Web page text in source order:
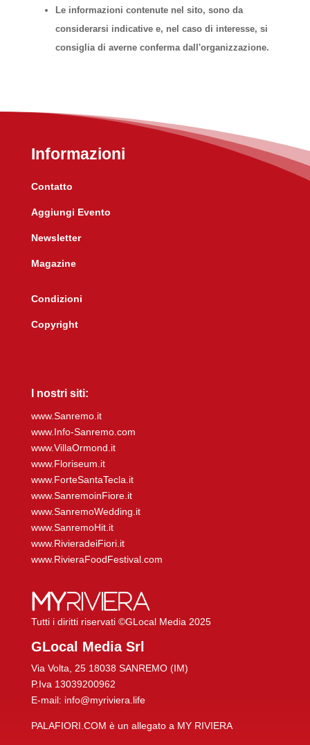
Le informazioni contenute nel sito, sono da
considerarsi indicative e, nel caso di interesse, si
consiglia di averne conferma dall'organizzazione.
Informazioni
Contatto
Aggiungi Evento
Newsletter
Magazine
Condizioni
Copyright
I nostri siti:
www.Sanremo.it
www.Info-Sanremo.com
www.VillaOrmond.it
www.Floriseum.it
www.ForteSantaTecla.it
www.SanremoinFiore.it
www.SanremoWedding.it
www.SanremoHit.it
www.RivieradeiFiori.it
www.RivieraFoodFestival.com
Tutti i diritti riservati ©GLocal Media 2025
GLocal Media Srl
Via Volta, 25 18038 SANREMO (IM)
P.Iva 13039200962
E-mail: info@myriviera.life
PALAFIORI.COM è un allegato a MY RIVIERA